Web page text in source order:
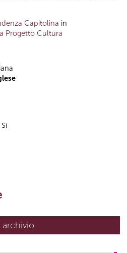
Capitolina in
Progetto Cultura
Sì
archivio